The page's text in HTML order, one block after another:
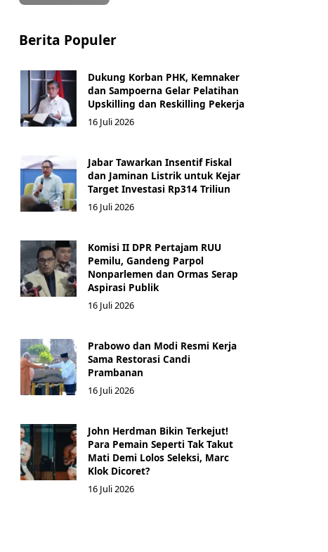
Berita Populer
Dukung Korban PHK, Kemnaker
dan Sampoerna Gelar Pelatihan
Upskilling dan Reskilling Pekerja
16 Juli 2026
Jabar Tawarkan Insentif Fiskal
dan Jaminan Listrik untuk Kejar
Target Investasi Rp314 Triliun
16 Juli 2026
Komisi II DPR Pertajam RUU
Pemilu, Gandeng Parpol
Nonparlemen dan Ormas Serap
Aspirasi Publik
16 Juli 2026
Prabowo dan Modi Resmi Kerja
Sama Restorasi Candi
Prambanan
16 Juli 2026
John Herdman Bikin Terkejut!
Para Pemain Seperti Tak Takut
Mati Demi Lolos Seleksi, Marc
Klok Dicoret?
16 Juli 2026